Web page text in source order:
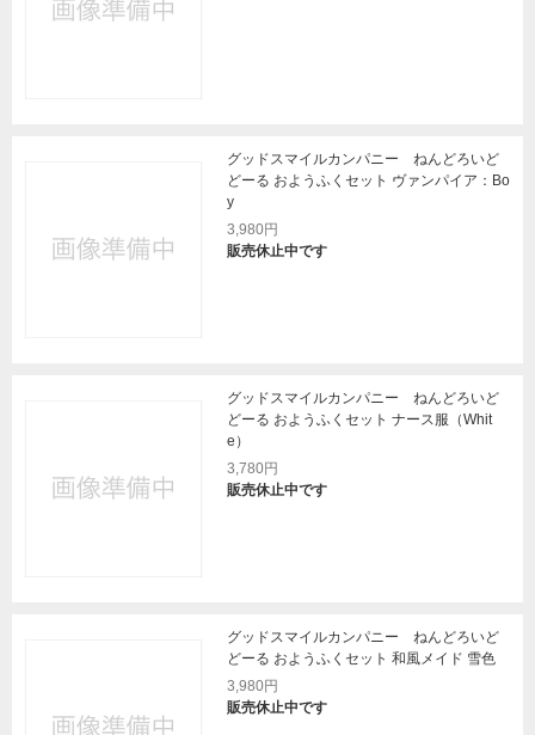
グッドスマイルカンパニー ねんどろいど
どーる おようふくセット ヴァンパイア：Bo
y
3,980円
販売休止中です
グッドスマイルカンパニー ねんどろいど
どーる おようふくセット ナース服（Whit
e）
3,780円
販売休止中です
グッドスマイルカンパニー ねんどろいど
どーる おようふくセット 和風メイド 雪色
3,980円
販売休止中です